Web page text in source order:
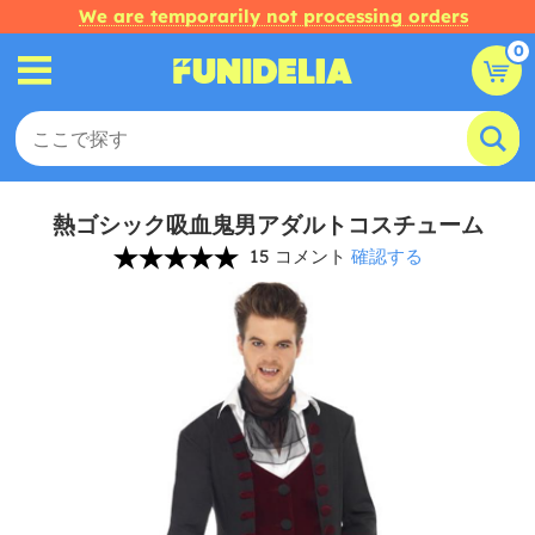
We are temporarily not processing orders
0
熱ゴシック吸血鬼男アダルトコスチューム
15 コメント 確認する